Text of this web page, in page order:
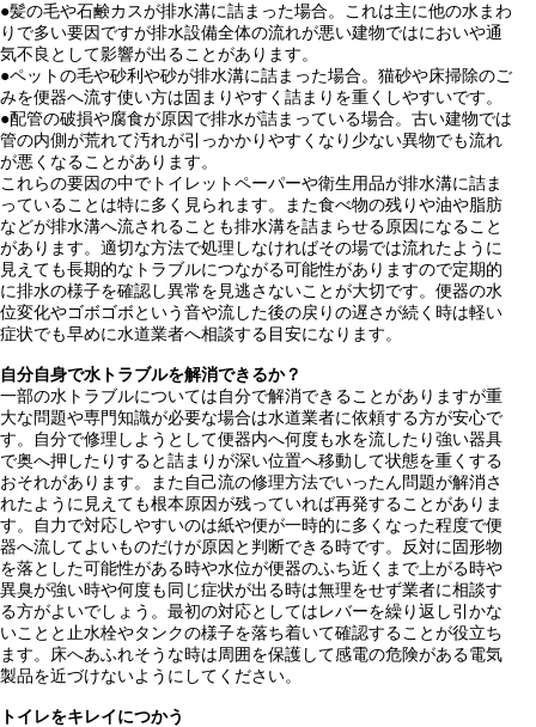
●髪の毛や石鹸カスが排水溝に詰まった場合。これは主に他の水まわ
りで多い要因ですが排水設備全体の流れが悪い建物ではにおいや通
気不良として影響が出ることがあります。
●ペットの毛や砂利や砂が排水溝に詰まった場合。猫砂や床掃除のご
みを便器へ流す使い方は固まりやすく詰まりを重くしやすいです。
●配管の破損や腐食が原因で排水が詰まっている場合。古い建物では
管の内側が荒れて汚れが引っかかりやすくなり少ない異物でも流れ
が悪くなることがあります。
これらの要因の中でトイレットペーパーや衛生用品が排水溝に詰ま
っていることは特に多く見られます。また食べ物の残りや油や脂肪
などが排水溝へ流されることも排水溝を詰まらせる原因になること
があります。適切な方法で処理しなければその場では流れたように
見えても長期的なトラブルにつながる可能性がありますので定期的
に排水の様子を確認し異常を見逃さないことが大切です。便器の水
位変化やゴボゴボという音や流した後の戻りの遅さが続く時は軽い
症状でも早めに水道業者へ相談する目安になります。
自分自身で水トラブルを解消できるか？
一部の水トラブルについては自分で解消できることがありますが重
大な問題や専門知識が必要な場合は水道業者に依頼する方が安心で
す。自分で修理しようとして便器内へ何度も水を流したり強い器具
で奥へ押したりすると詰まりが深い位置へ移動して状態を重くする
おそれがあります。また自己流の修理方法でいったん問題が解消さ
れたように見えても根本原因が残っていれば再発することがありま
す。自力で対応しやすいのは紙や便が一時的に多くなった程度で便
器へ流してよいものだけが原因と判断できる時です。反対に固形物
を落とした可能性がある時や水位が便器のふち近くまで上がる時や
異臭が強い時や何度も同じ症状が出る時は無理をせず業者に相談す
る方がよいでしょう。最初の対応としてはレバーを繰り返し引かな
いことと止水栓やタンクの様子を落ち着いて確認することが役立ち
ます。床へあふれそうな時は周囲を保護して感電の危険がある電気
製品を近づけないようにしてください。
トイレをキレイにつかう